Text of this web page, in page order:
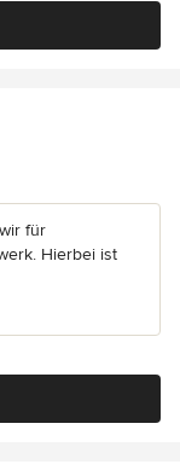
für
Hierbei ist